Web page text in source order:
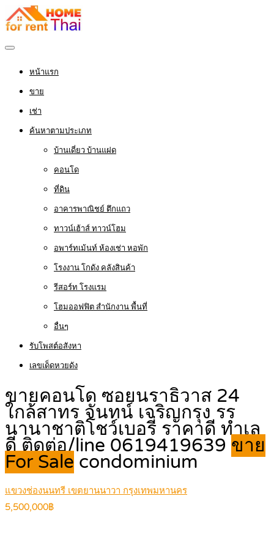
หน้าแรก
ขาย
เช่า
ค้นหาตามประเภท
บ้านเดี่ยว บ้านแฝด
คอนโด
ที่ดิน
อาคารพาณิชย์ ตึกแถว
ทาวน์เฮ้าส์ ทาวน์โฮม
อพาร์ทเม้นท์ ห้องเช่า หอพัก
โรงงาน โกดัง คลังสินค้า
รีสอร์ท โรงแรม
โฮมออฟฟิต สำนักงาน พื้นที่
อื่นๆ
รับโพสต์อสังหา
เลขเด็ดหวยดัง
ขายคอนโด ซอยนราธิวาส 24
ใกล้สาทร จันทน์ เจริญกรุง รร
นานาชาติโชว์เบอรี่ ราคาดี ทำเล
ดี ติดต่อ/line 0619419639 ขาย
For Sale condominium
แขวงช่องนนทรี เขตยานนาวา กรุงเทพมหานคร
5,500,000฿